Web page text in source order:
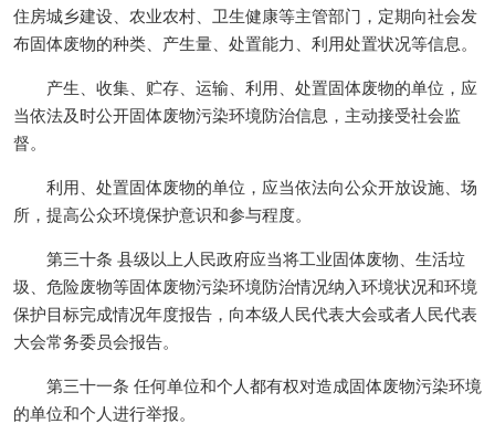
住房城乡建设、农业农村、卫生健康等主管部门，定期向社会发
布固体废物的种类、产生量、处置能力、利用处置状况等信息。
产生、收集、贮存、运输、利用、处置固体废物的单位，应
当依法及时公开固体废物污染环境防治信息，主动接受社会监
督。
利用、处置固体废物的单位，应当依法向公众开放设施、场
所，提高公众环境保护意识和参与程度。
第三十条 县级以上人民政府应当将工业固体废物、生活垃
圾、危险废物等固体废物污染环境防治情况纳入环境状况和环境
保护目标完成情况年度报告，向本级人民代表大会或者人民代表
大会常务委员会报告。
第三十一条 任何单位和个人都有权对造成固体废物污染环境
的单位和个人进行举报。